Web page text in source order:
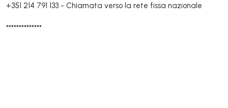
+351 214 791 133 - Chiamata verso la rete fissa nazionale
**************